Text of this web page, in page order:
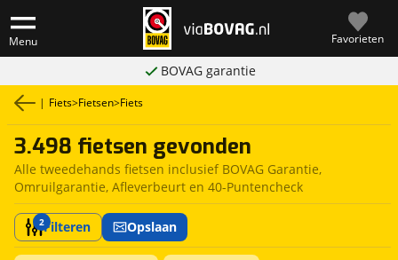
Menu Favorieten
BOVAG garantie
| Fiets>Fietsen>Fiets
3.498 fietsen gevonden
Alle tweedehands fietsen inclusief BOVAG Garantie,
Omruilgarantie, Afleverbeurt en 40-Puntencheck
2Filteren Opslaan